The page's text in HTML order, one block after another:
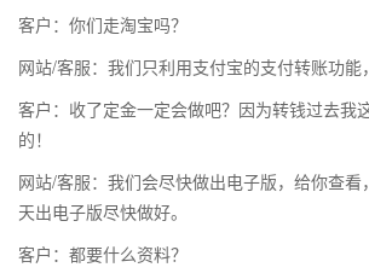
客户：你们走淘宝吗？
网站/客服：我们只利用支付宝的支付转账功能
客户：收了定金一定会做吧？因为转钱过去我
的！
网站/客服：我们会尽快做出电子版，给你查看
天出电子版尽快做好。
客户：都要什么资料？